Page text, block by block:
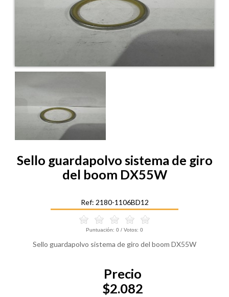
Sello guardapolvo sistema de giro
del boom DX55W
Ref: 2180-1106BD12
Puntuación: 0 / Votos: 0
Sello guardapolvo sistema de giro del boom DX55W
Precio
$2.082